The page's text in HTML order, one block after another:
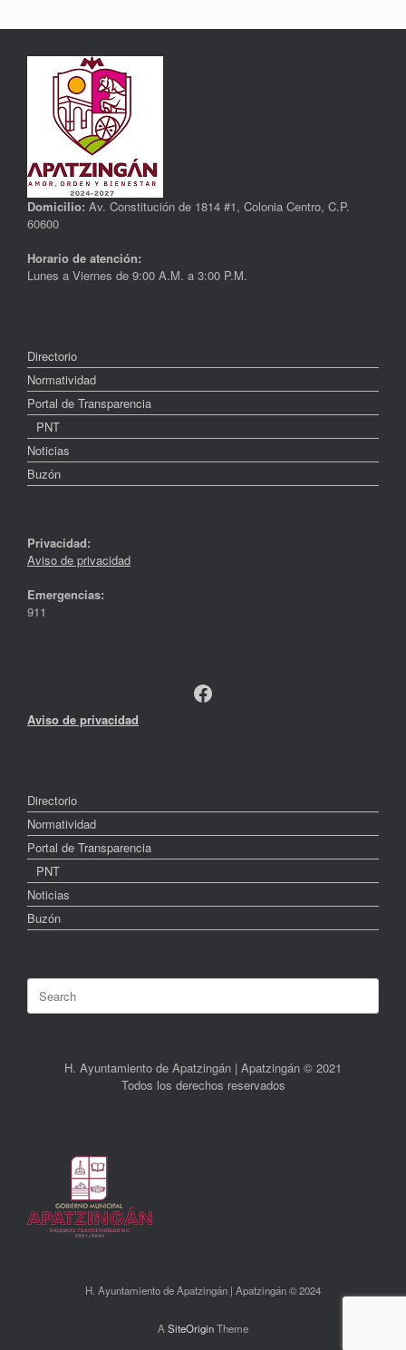
Domicilio: Av. Constitución de 1814 #1, Colonia Centro, C.P.
60600
Horario de atención:
Lunes a Viernes de 9:00 A.M. a 3:00 P.M.
Directorio
Normatividad
Portal de Transparencia
PNT
Noticias
Buzón
Privacidad:
Aviso de privacidad
Emergencias:
911
Facebook
Aviso de privacidad
Directorio
Normatividad
Portal de Transparencia
PNT
Noticias
Buzón
Search
for:
H. Ayuntamiento de Apatzingán | Apatzingán © 2021
Todos los derechos reservados
H. Ayuntamiento de Apatzingán | Apatzingán © 2024
A SiteOriginTheme